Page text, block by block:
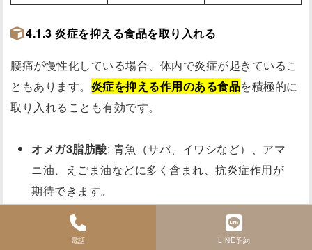
4.1.3 炎症を抑える食品を取り入れる
腰痛が慢性化している場合、体内で炎症が起きているこ
ともあります。 炎症を抑える作用のある食品を積極的に
取り入れることも有効です。
オメガ3脂肪酸: 青魚（サバ、イワシなど）、アマ
ニ油、えごま油などに多く含まれ、抗炎症作用が
期待できます。
抗酸化作用のある野菜や果物
: 緑黄色野菜、ベリ
ー類、柑橘類などは、体内の酸化ストレスを軽減
電話 LINE予約